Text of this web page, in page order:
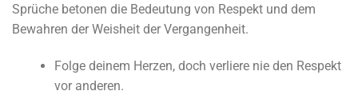
Sprüche betonen die Bedeutung von Respekt und dem
Bewahren der Weisheit der Vergangenheit.
Folge deinem Herzen, doch verliere nie den Respekt
vor anderen.